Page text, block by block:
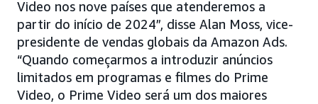
Video nos nove países que atenderemos a
partir do início de 2024”, disse Alan Moss, vice-
presidente de vendas globais da Amazon Ads.
“Quando começarmos a introduzir anúncios
limitados em programas e filmes do Prime
Video, o Prime Video será um dos maiores